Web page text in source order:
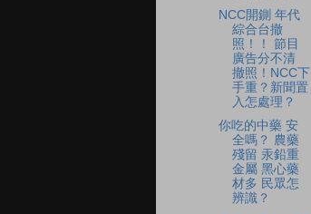
NCC開鍘 年代
綜合台撤
照！！ 節目
廣告分不清
撤照！NCC下
手重？新聞置
入怎處理？
你吃的中藥 安
全嗎？ 農藥
殘留 汞鉛重
金屬 黑心藥
材多 民眾怎
辨識？